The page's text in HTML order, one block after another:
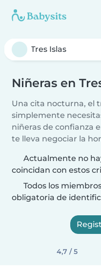
Niñeras en
Una cita nocturna, el
simplemente
niñeras de confianza
te lleva negociar la
Actualmente no
coincidan con estos
Todos los
obligatoria de
4,7 / 5